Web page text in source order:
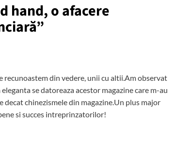
hand, o afacere
”
recunoastem din vedere, unii cu altii.Am observat
se datoreaza acestor magazine care m-au
chinezismele din magazine.Un plus major
si succes intreprinzatorilor!